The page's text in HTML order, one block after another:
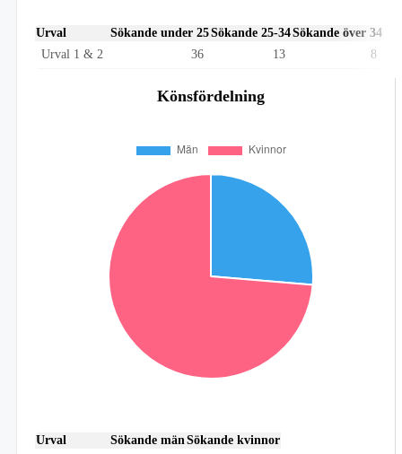
Urval Sökande under 25Sökande 25-34Sökande över 34
Urval 1 & 2
36 13 8
Könsfördelning
Urval Sökande mänSökande kvinnor